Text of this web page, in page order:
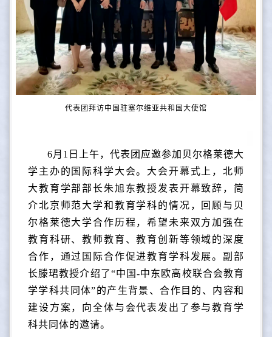
代表团拜访中国驻塞尔维亚共和国大使馆
6月1日上午，代表团应邀参加贝尔格莱德大
学主办的国际科学大会。大会开幕式上，北师
大教育学部部长朱旭东教授发表开幕致辞，简
介北京师范大学和教育学科的情况，回顾与贝
尔格莱德大学合作历程，希望未来双方加强在
教育科研、教师教育、教育创新等领域的深度
合作，通过国际合作促进教育学科发展。副部
长滕珺教授介绍了“中国-中东欧高校联合会教育
学学科共同体”的产生背景、合作目的、内容和
建设方案，向全体与会代表发出了参与教育学
科共同体的邀请。